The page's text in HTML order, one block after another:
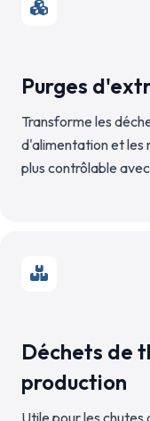
Purges
Transforme les
d'alimentation et les
plus contrôlable
Déchets de
production
Utile pour les